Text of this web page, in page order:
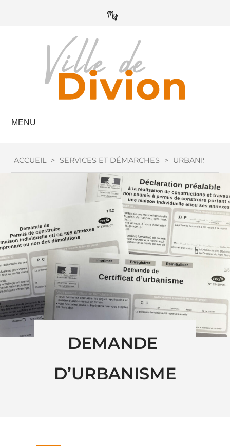
MENU
ACCUEIL > SERVICES ET DÉMARCHES > URBANISME
DEMANDE
D’URBANISME